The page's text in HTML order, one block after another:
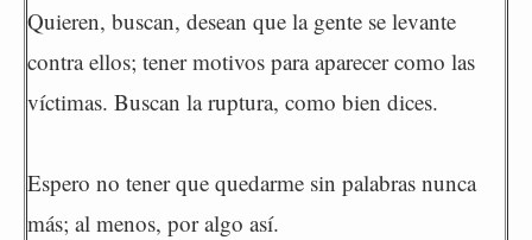
Quieren, buscan, desean que la gente se levante
contra ellos; tener motivos para aparecer como las
víctimas. Buscan la ruptura, como bien dices.
Espero no tener que quedarme sin palabras nunca
más; al menos, por algo así.